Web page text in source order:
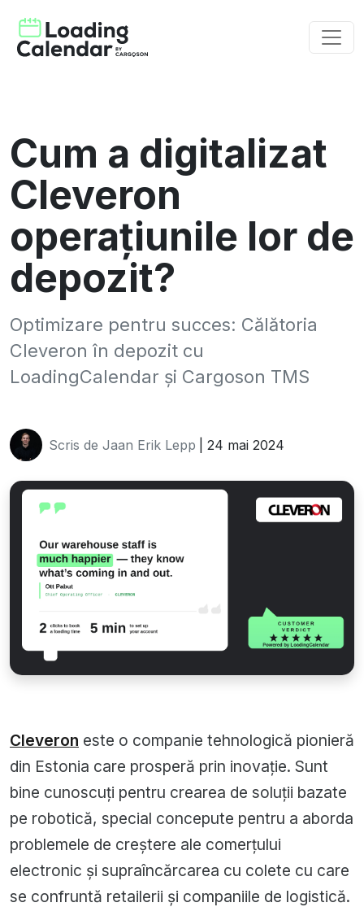
Cum a digitalizat
Cleveron
operațiunile lor de
depozit?
Optimizare pentru succes: Călătoria
Cleveron în depozit cu
LoadingCalendar și Cargoson TMS
Scris de Jaan Erik Lepp | 24 mai 2024
Cleveron este o companie tehnologică pionieră
din Estonia care prosperă prin inovație. Sunt
bine cunoscuți pentru crearea de soluții bazate
pe robotică, special concepute pentru a aborda
problemele de creștere ale comerțului
electronic și supraîncărcarea cu colete cu care
se confruntă retailerii și companiile de logistică.